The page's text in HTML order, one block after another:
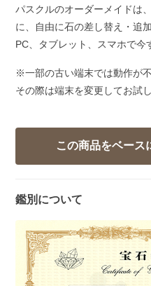
パスクルのオーダーメイドは
に、自由に石の差し替え・追
PC、タブレット、スマホで今
※一部の古い端末では動作が
その際は端末を変更してお試
鑑別について